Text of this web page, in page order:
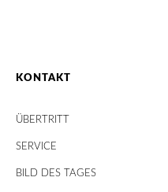
KONTAKT
ÜBERTRITT
SERVICE
BILD DES TAGES